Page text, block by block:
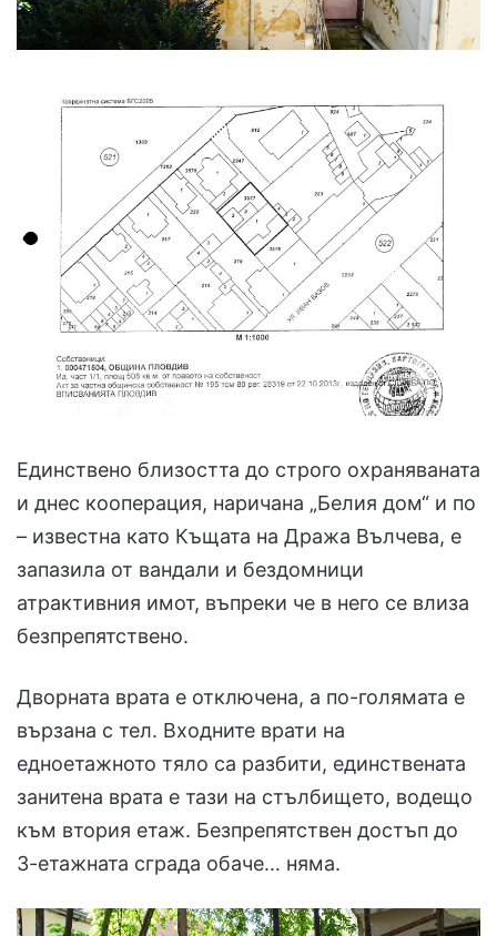
Единствено близостта до строго охраняваната
и днес кооперация, наричана „Белия дом“ и по
– известна като Къщата на Дража Вълчева, е
запазила от вандали и бездомници
атрактивния имот, въпреки че в него се влиза
безпрепятствено.
Дворната врата е отключена, а по-голямата е
вързана с тел. Входните врати на
едноетажното тяло са разбити, единствената
занитена врата е тази на стълбището, водещо
към втория етаж. Безпрепятствен достъп до
3-етажната сграда обаче… няма.